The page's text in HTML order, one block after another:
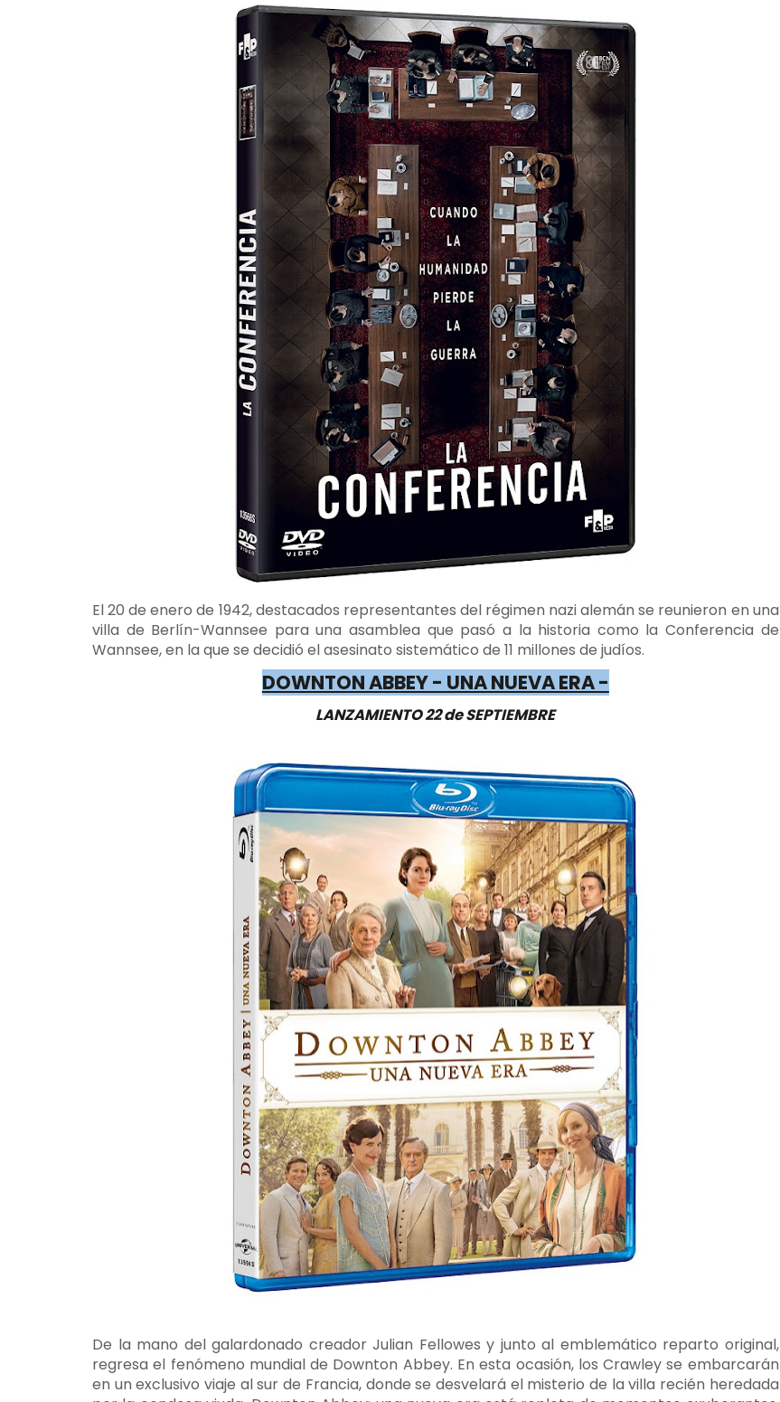
El 20 de enero de 1942, destacados representantes del régimen nazi alemán se reunieron en una
villa de Berlín-Wannsee para una asamblea que pasó a la historia como la Conferencia de
Wannsee, en la que se decidió el asesinato sistemático de 11 millones de judíos.
DOWNTON ABBEY - UNA NUEVA ERA -
LANZAMIENTO 22 de SEPTIEMBRE
De la mano del galardonado creador Julian Fellowes y junto al emblemático reparto original,
regresa el fenómeno mundial de Downton Abbey. En esta ocasión, los Crawley se embarcarán
en un exclusivo viaje al sur de Francia, donde se desvelará el misterio de la villa recién heredada